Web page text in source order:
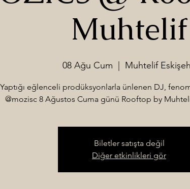
Muhtelif
08 Ağu Cum Muhtelif
Yaptığı eğlenceli prodüksyonlarla ünlenen DJ,
@mozisc 8 Ağustos Cuma günü Rooftop by
Biletler satışta değil
Diğer etkinlikleri gör